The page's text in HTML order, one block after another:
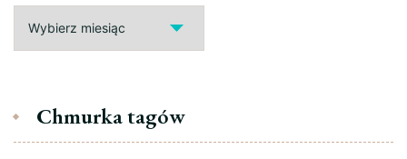
Chmurka tagów